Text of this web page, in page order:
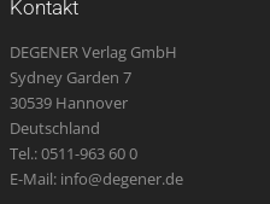
Kontakt
DEGENER Verlag GmbH
Sydney Garden 7
30539 Hannover
Deutschland
Tel.: 0511-963 60 0
E-Mail: info@degener.de